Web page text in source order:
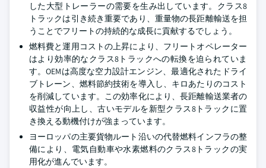
した大型トレーラーの需要を生み出しています。クラス8
トラックは引き続き重要であり、重量物の長距離輸送を担
うことでフリートの持続的な成長に貢献するでしょう。
燃料費と運用コストの上昇により、フリートオペレーター
はより効率的なクラス8トラックへの転換を迫られていま
す。OEMは高度な空力設計エンジン、最適化されたドライ
ブトレーン、燃料節約技術を導入し、キロあたりのコスト
を削減しています。この効率化により、長距離輸送業者の
収益性が向上し、古いモデルを新型クラス8トラックに置
き換える動機付けが強まっています。
ヨーロッパの主要貨物ルート沿いの代替燃料インフラの整
備により、電気自動車や水素燃料のクラス8トラックの実
用化が進んでいます。